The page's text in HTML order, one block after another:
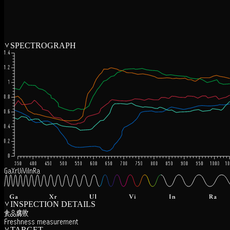
∨ SPECTROGRAPH
GaXrUiViInRa
∨INSPECTION DETAILS
食品腐敗
Freshness measurement